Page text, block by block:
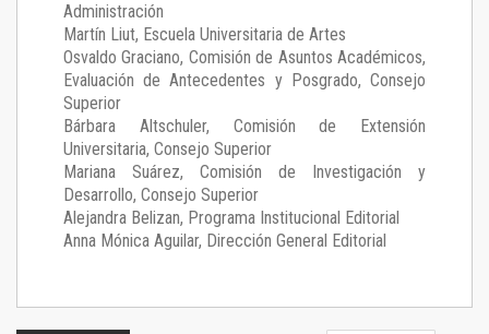
Administración
Martín Liut, Escuela Universitaria de Artes
Osvaldo Graciano, Comisión de Asuntos Académicos,
Evaluación de Antecedentes y Posgrado, Consejo
Superior
Bárbara Altschuler, Comisión de Extensión
Universitaria, Consejo Superior
Mariana Suárez, Comisión de Investigación y
Desarrollo, Consejo Superior
Alejandra Belizan, Programa Institucional Editorial
Anna Mónica Aguilar, Dirección General Editorial